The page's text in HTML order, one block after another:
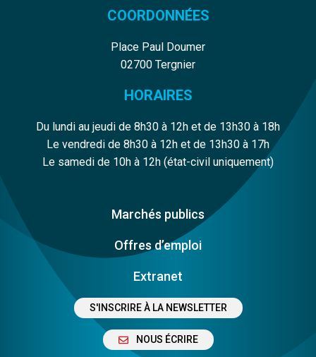
COORDONNÉES
Place Paul Doumer
02700 Tergnier
HORAIRES
Du lundi au jeudi de 8h30 à 12h et de 13h30 à 18h
Le vendredi de 8h30 à 12h et de 13h30 à 17h
Le samedi de 10h à 12h (état-civil uniquement)
Marchés publics
Offres d’emploi
Extranet
S'INSCRIRE À LA NEWSLETTER
NOUS ÉCRIRE